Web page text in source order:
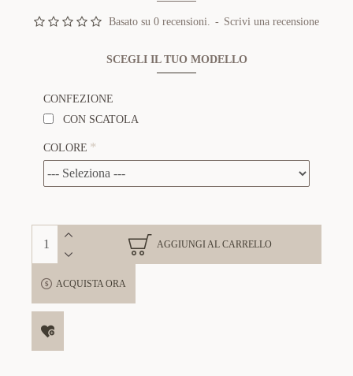
Basato su 0 recensioni. - Scrivi una recensione
SCEGLI IL TUO MODELLO
CONFEZIONE
CON SCATOLA
COLORE
AGGIUNGI AL CARRELLO
ACQUISTA ORA